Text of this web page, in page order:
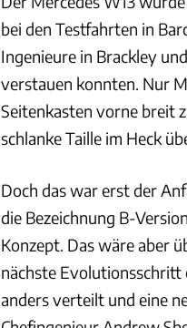
bei den Testfahrten in
Ingenieure in Brackley
verstauen konnten. Nur
Seitenkasten vorne breit
schlanke Taille im Heck
Doch das war erst der
die Bezeichnung B-
Konzept. Das wäre aber
nächste Evolutionsschritt
anders verteilt und eine